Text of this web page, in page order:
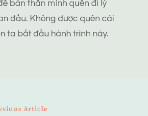
bản thân mình quên đi lý
đầu. Không được quên cái
ta bắt đầu hành trình này.
Article